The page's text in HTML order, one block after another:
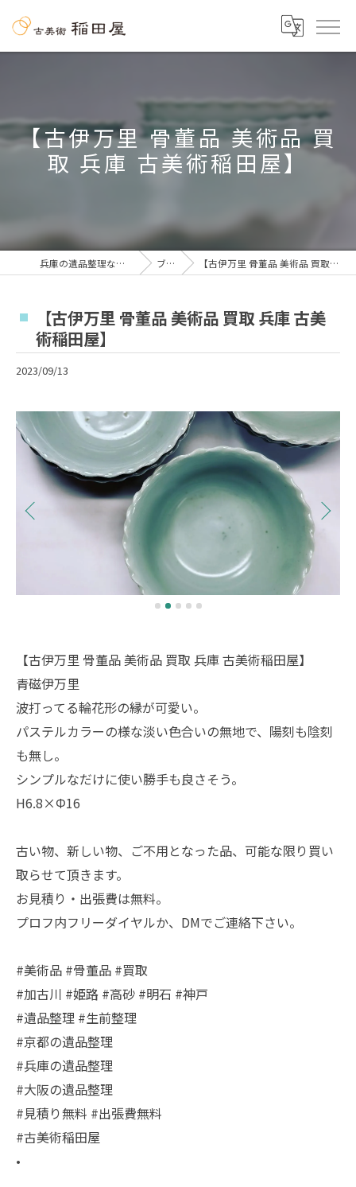
【古伊万里 骨董品 美術品 買
取 兵庫 古美術稲田屋】
兵庫の遺品整理なら古美術 稲田屋 ブログ 【古伊万里 骨董品 美術品 買取 兵庫 古美術稲田屋】
【古伊万里 骨董品 美術品 買取 兵庫 古美
術稲田屋】
2023/09/13
【古伊万里 骨董品 美術品 買取 兵庫 古美術稲田屋】
青磁伊万里
波打ってる輪花形の縁が可愛い。
パステルカラーの様な淡い色合いの無地で、陽刻も陰刻
も無し。
シンプルなだけに使い勝手も良さそう。
H6.8×Φ16
古い物、新しい物、ご不用となった品、可能な限り買い
取らせて頂きます。
お見積り・出張費は無料。
プロフ内フリーダイヤルか、DMでご連絡下さい。
#美術品 #骨董品 #買取
#加古川 #姫路 #高砂 #明石 #神戸
#遺品整理 #生前整理
#京都の遺品整理
#兵庫の遺品整理
#大阪の遺品整理
#見積り無料 #出張費無料
#古美術稲田屋
•